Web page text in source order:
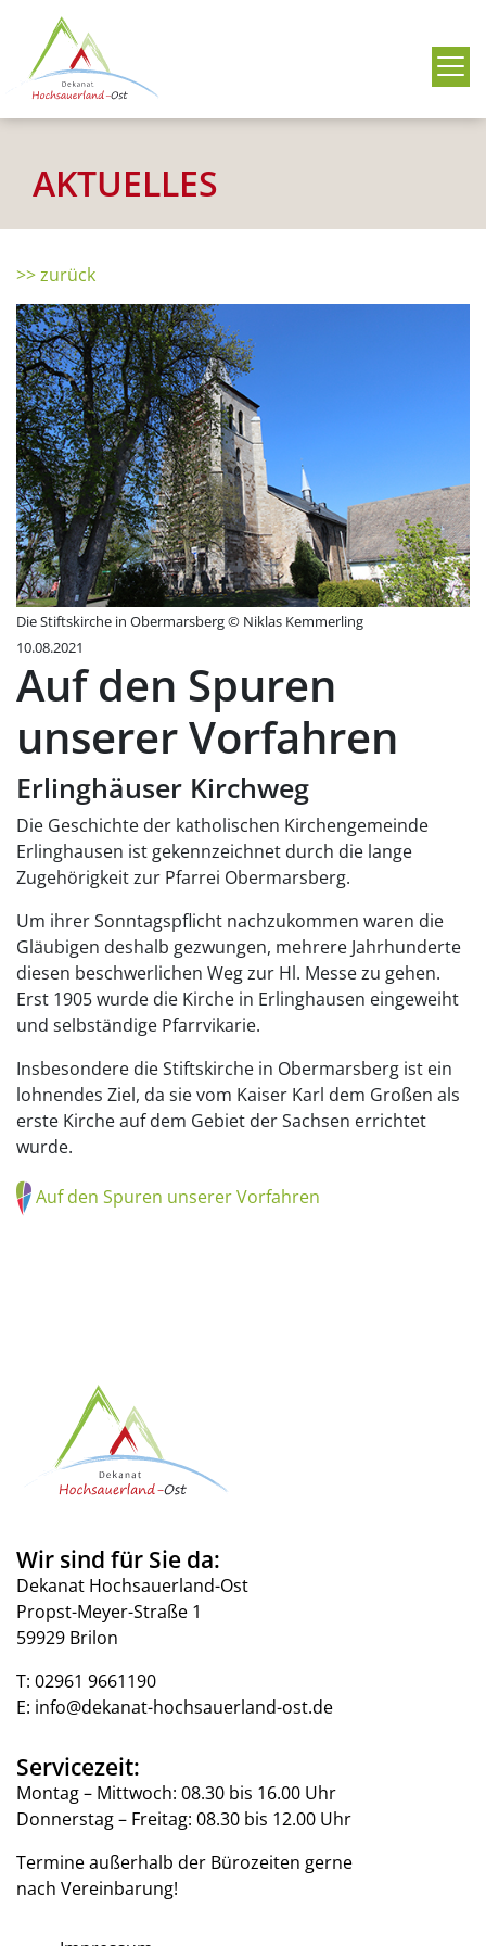
AKTUELLES
>> zurück
Die Stiftskirche in Obermarsberg © Niklas Kemmerling
10.08.2021
Auf den Spuren
unserer Vorfahren
Erlinghäuser Kirchweg
Die Geschichte der katholischen Kirchengemeinde
Erlinghausen ist gekennzeichnet durch die lange
Zugehörigkeit zur Pfarrei Obermarsberg.
Um ihrer Sonntagspflicht nachzukommen waren die
Gläubigen deshalb gezwungen, mehrere Jahrhunderte
diesen beschwerlichen Weg zur Hl. Messe zu gehen.
Erst 1905 wurde die Kirche in Erlinghausen eingeweiht
und selbständige Pfarrvikarie.
Insbesondere die Stiftskirche in Obermarsberg ist ein
lohnendes Ziel, da sie vom Kaiser Karl dem Großen als
erste Kirche auf dem Gebiet der Sachsen errichtet
wurde.
Auf den Spuren unserer Vorfahren
Wir sind für Sie da:
Dekanat Hochsauerland-Ost
Propst-Meyer-Straße 1
59929 Brilon
T: 02961 9661190
E: info@dekanat-hochsauerland-ost.de
Servicezeit:
Montag – Mittwoch: 08.30 bis 16.00 Uhr
Donnerstag – Freitag: 08.30 bis 12.00 Uhr
Termine außerhalb der Bürozeiten gerne
nach Vereinbarung!